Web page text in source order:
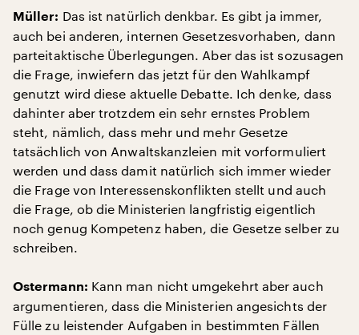
Müller: Das ist natürlich denkbar. Es gibt ja immer,
auch bei anderen, internen Gesetzesvorhaben, dann
parteitaktische Überlegungen. Aber das ist sozusagen
die Frage, inwiefern das jetzt für den Wahlkampf
genutzt wird diese aktuelle Debatte. Ich denke, dass
dahinter aber trotzdem ein sehr ernstes Problem
steht, nämlich, dass mehr und mehr Gesetze
tatsächlich von Anwaltskanzleien mit vorformuliert
werden und dass damit natürlich sich immer wieder
die Frage von Interessenskonflikten stellt und auch
die Frage, ob die Ministerien langfristig eigentlich
noch genug Kompetenz haben, die Gesetze selber zu
schreiben.
Ostermann: Kann man nicht umgekehrt aber auch
argumentieren, dass die Ministerien angesichts der
Fülle zu leistender Aufgaben in bestimmten Fällen